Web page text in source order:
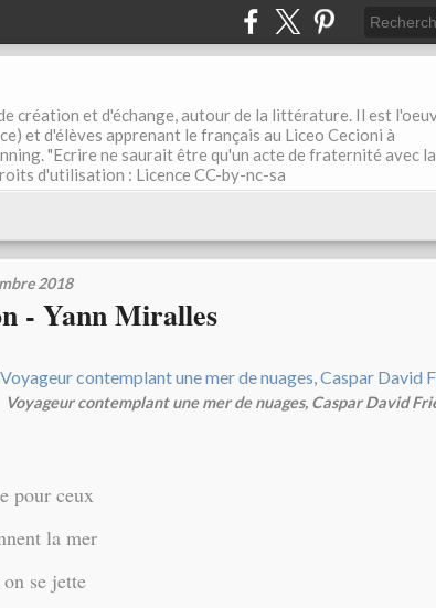
création et d'échange, autour de la littérature. Il est
et d'élèves apprenant le français au Liceo Cecioni à
"Ecrire ne saurait être qu'un acte de fraternité avec la
d'utilisation : Licence CC-by-nc-sa
2018
- Yann Miralles
Voyageur contemplant une mer de nuages, Caspar David
pour ceux
la mer
se jette